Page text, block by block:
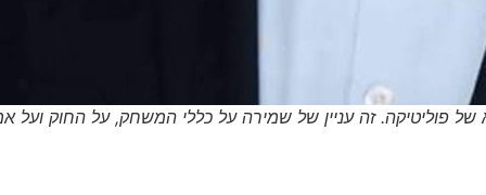
של פוליטיקה. זה עניין של שמירה על כללי המשחק, על החוק ועל